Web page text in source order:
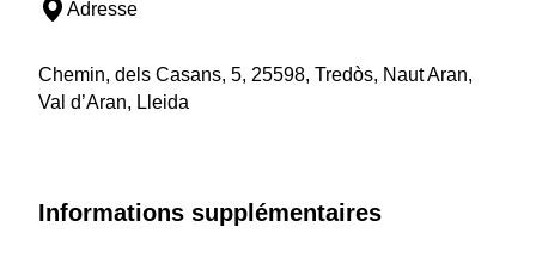
Adresse
Chemin, dels Casans, 5, 25598, Tredòs, Naut Aran,
Val d’Aran, Lleida
Informations supplémentaires